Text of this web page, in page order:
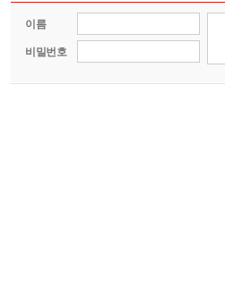
이름
비밀번호